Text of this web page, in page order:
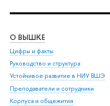
О ВЫШКЕ
Цифры и факты
Руководство и структура
Устойчивое развитие в НИУ ВШЭ
Преподаватели и сотрудники
Корпуса и общежития